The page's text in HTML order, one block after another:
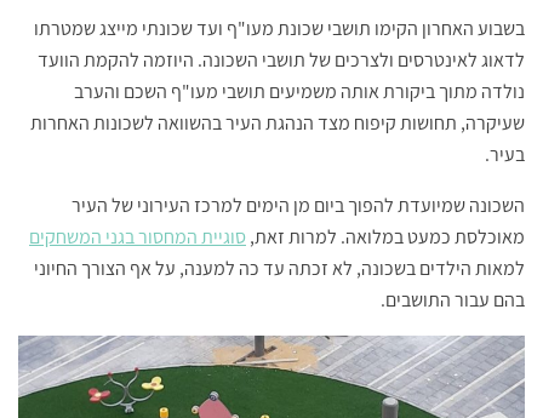
בשבוע האחרון הקימו תושבי שכונת מעו"ף ועד שכונתי מייצג שמטרתו
לדאוג לאינטרסים ולצרכים של תושבי השכונה. היוזמה להקמת הוועד
נולדה מתוך ביקורת אותה משמיעים תושבי מעו"ף השכם והערב
שעיקרה, תחושות קיפוח מצד הנהגת העיר בהשוואה לשכונות האחרות
בעיר.
השכונה שמיועדת להפוך ביום מן הימים למרכז העירוני של העיר
מאוכלסת כמעט במלואה. למרות זאת,סוגיית המחסור בגני המשחקים
למאות הילדים בשכונה, לא זכתה עד כה למענה, על אף הצורך החיוני
בהם עבור התושבים.